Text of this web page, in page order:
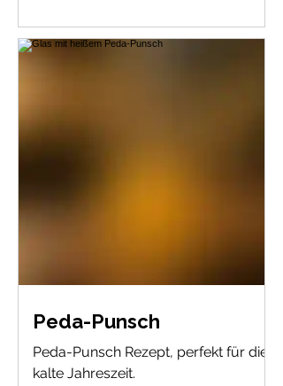
Peda-Punsch
Peda-Punsch Rezept, perfekt für die
kalte Jahreszeit.